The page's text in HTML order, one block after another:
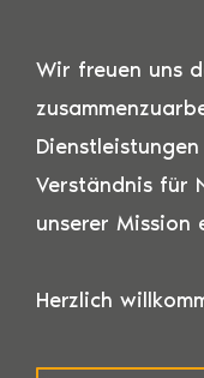
Wir freuen uns
Verständnis für
unserer Mission
Herzlich